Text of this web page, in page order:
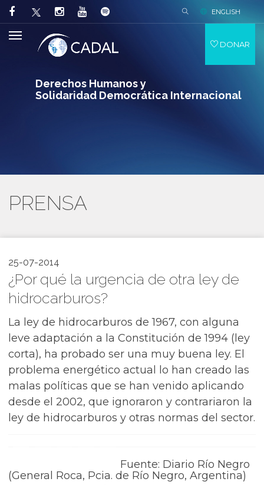
Derechos Humanos y
Solidaridad Democrática Internacional
ENGLISH
DONAR
PRENSA
25-07-2014
¿Por qué la urgencia de otra ley de
hidrocarburos?
La ley de hidrocarburos de 1967, con alguna
leve adaptación a la Constitución de 1994 (ley
corta), ha probado ser una muy buena ley. El
problema energético actual lo han creado las
malas políticas que se han venido aplicando
desde el 2002, que ignoraron y contrariaron la
ley de hidrocarburos y otras normas del sector.
Fuente: Diario Río Negro
(General Roca, Pcia. de Río Negro, Argentina)